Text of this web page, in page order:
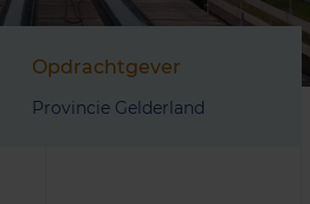
Opdrachtgever
Provincie Gelderland